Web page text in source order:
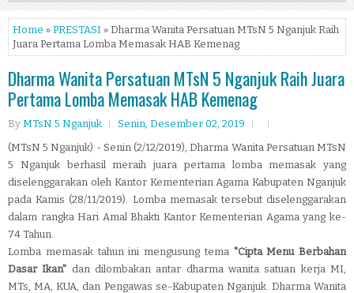
Home » PRESTASI » Dharma Wanita Persatuan MTsN 5 Nganjuk Raih
Juara Pertama Lomba Memasak HAB Kemenag
Dharma Wanita Persatuan MTsN 5 Nganjuk Raih Juara
Pertama Lomba Memasak HAB Kemenag
By MTsN 5 Nganjuk
Senin, Desember 02, 2019
(MTsN 5 Nganjuk) - Senin (2/12/2019), Dharma Wanita Persatuan MTsN
5 Nganjuk berhasil meraih juara pertama lomba memasak yang
diselenggarakan oleh Kantor Kementerian Agama Kabupaten Nganjuk
pada Kamis (28/11/2019). Lomba memasak tersebut diselenggarakan
dalam rangka Hari Amal Bhakti Kantor Kementerian Agama yang ke-
74 Tahun.
Lomba memasak tahun ini mengusung tema"Cipta Menu Berbahan
Dasar Ikan" dan dilombakan antar dharma wanita satuan kerja MI,
MTs, MA, KUA, dan Pengawas se-Kabupaten Nganjuk. Dharma Wanita